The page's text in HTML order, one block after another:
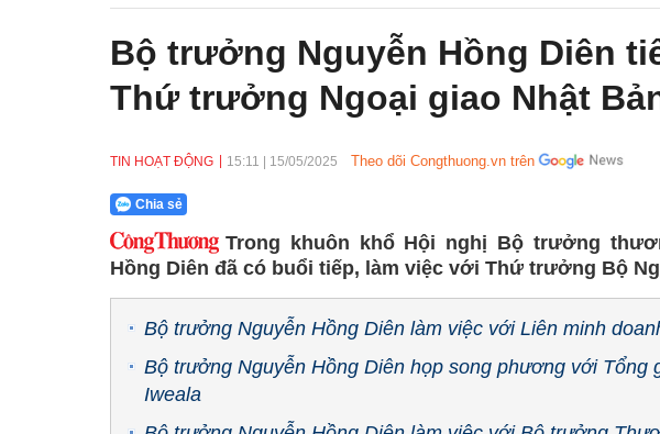
Bộ trưởng Nguyễn Hồng Diên
Thứ trưởng Ngoại giao Nhật
TIN HOẠT ĐỘNG 15:11 15/05/2025 Theo dõi Congthuong.vn trên
Chia sẻ
Trong khuôn khổ Hội nghị Bộ trưởng
Hồng Diên đã có buổi tiếp, làm việc với Thứ trưởng Bộ
Bộ trưởng Nguyễn Hồng Diên làm việc với Liên minh
Bộ trưởng Nguyễn Hồng Diên họp song phương với Tổng
Iweala